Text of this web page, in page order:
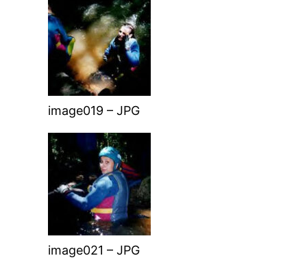
image019 – JPG
image021 – JPG